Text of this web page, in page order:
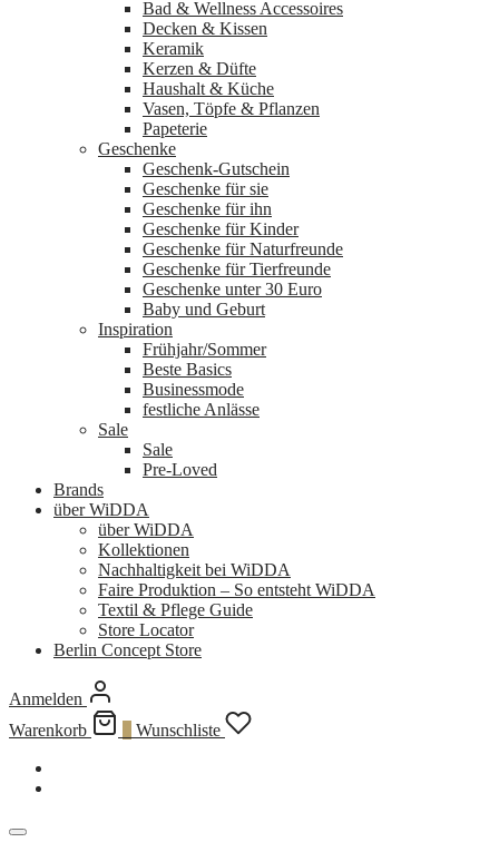
Bad & Wellness Accessoires
Decken & Kissen
Keramik
Kerzen & Düfte
Haushalt & Küche
Vasen, Töpfe & Pflanzen
Papeterie
Geschenke
Geschenk-Gutschein
Geschenke für sie
Geschenke für ihn
Geschenke für Kinder
Geschenke für Naturfreunde
Geschenke für Tierfreunde
Geschenke unter 30 Euro
Baby und Geburt
Inspiration
Frühjahr/Sommer
Beste Basics
Businessmode
festliche Anlässe
Sale
Sale
Pre-Loved
Brands
über WiDDA
über WiDDA
Kollektionen
Nachhaltigkeit bei WiDDA
Faire Produktion – So entsteht WiDDA
Textil & Pflege Guide
Store Locator
Berlin Concept Store
Anmelden
Warenkorb
Wunschliste